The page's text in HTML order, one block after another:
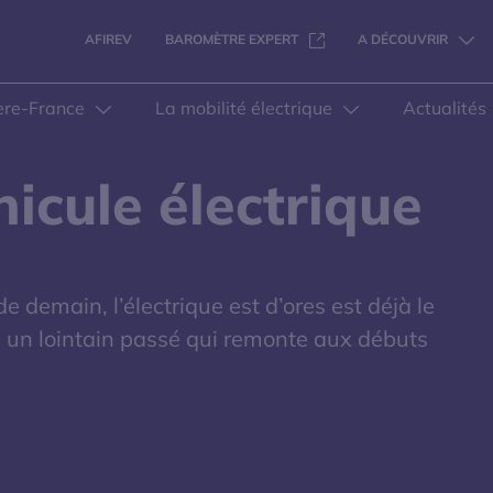
AFIREV BAROMÈTRE EXPERTS'OUVRE DANS UNE
A DÉCOUVRIR
France La mobilité électrique Actualités
électrique
demain, l’électrique est d’ores est déjà le
un lointain passé qui remonte aux débuts